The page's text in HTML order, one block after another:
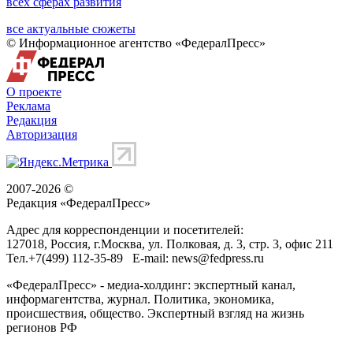
все актуальные сюжеты
© Информационное агентство «ФедералПресс»
О проекте
Реклама
Редакция
Авторизация
2007-2026 ©
Редакция «ФедералПресс»
Адрес для корреспонденции и посетителей:
127018, Россия, г.Москва, ул. Полковая, д. 3, стр. 3, офис 211
Тел.+7(499) 112-35-89 E-mail: news@fedpress.ru
«ФедералПресс» - медиа-холдинг: экспертный канал,
информагентства, журнал. Политика, экономика,
происшествия, общество. Экспертный взгляд на жизнь
регионов РФ